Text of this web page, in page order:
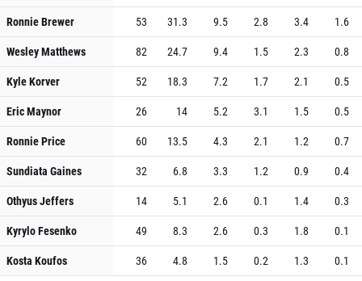
Ronnie Brewer
53 31.3 9.5 2.8 3.4
1.6
Wesley Matthews
82 24.7 9.4 1.5 2.3
0.8
Kyle Korver
52 18.3 7.2 1.7 2.1
0.5
Eric Maynor
26 14 5.2 3.1 1.5
0.5
Ronnie Price
60 13.5 4.3 2.1 1.2
0.7
Sundiata Gaines
32 6.8 3.3 1.2 0.9
0.4
Othyus Jeffers
14 5.1 2.6 0.1 1.4
0.3
Kyrylo Fesenko
49 8.3 2.6 0.3 1.8
0.1
Kosta Koufos
36 4.8 1.5 0.2 1.3 0.1